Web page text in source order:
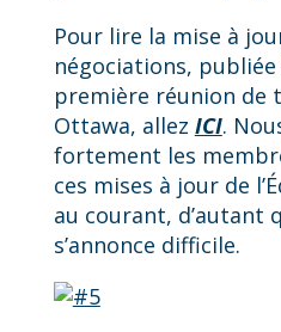
Pour lire la mise à
négociations,
première réunion de
Ottawa, allez ICI.
fortement les
ces mises à jour de
au courant, d’autant
s’annonce difficile.